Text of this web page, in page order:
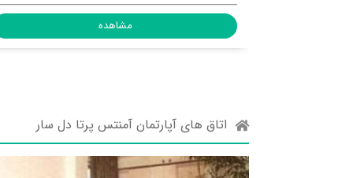
اتاق های آپارتمان آمنتس پرتا دل سار